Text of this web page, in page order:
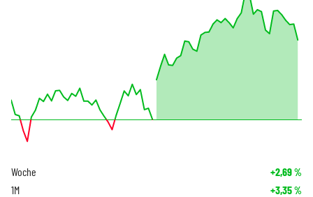
Woche +2,69%
1M +3,35%